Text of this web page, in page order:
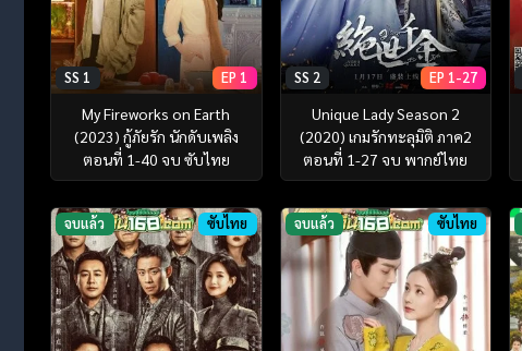
SS 1 EP 1
My Fireworks on Earth
(2023) กู้ภัยรัก นักดับเพลิง
ตอนที่ 1-40 จบ ซับไทย
SS 2 EP 1-27
Unique Lady Season 2
(2020) เกมรักทะลุมิติ ภาค2
ตอนที่ 1-27 จบ พากย์ไทย
จบแล้ว ซับไทย จบแล้ว ซับไทย